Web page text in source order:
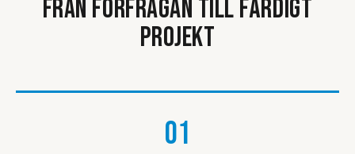
FRÅN FÖRFRÅGAN TILL FÄRDIGT
PROJEKT
01